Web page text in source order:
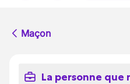
Maçon
La personne que